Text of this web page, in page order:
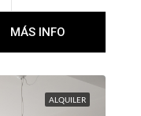
MÁS INFO
ALQUILER